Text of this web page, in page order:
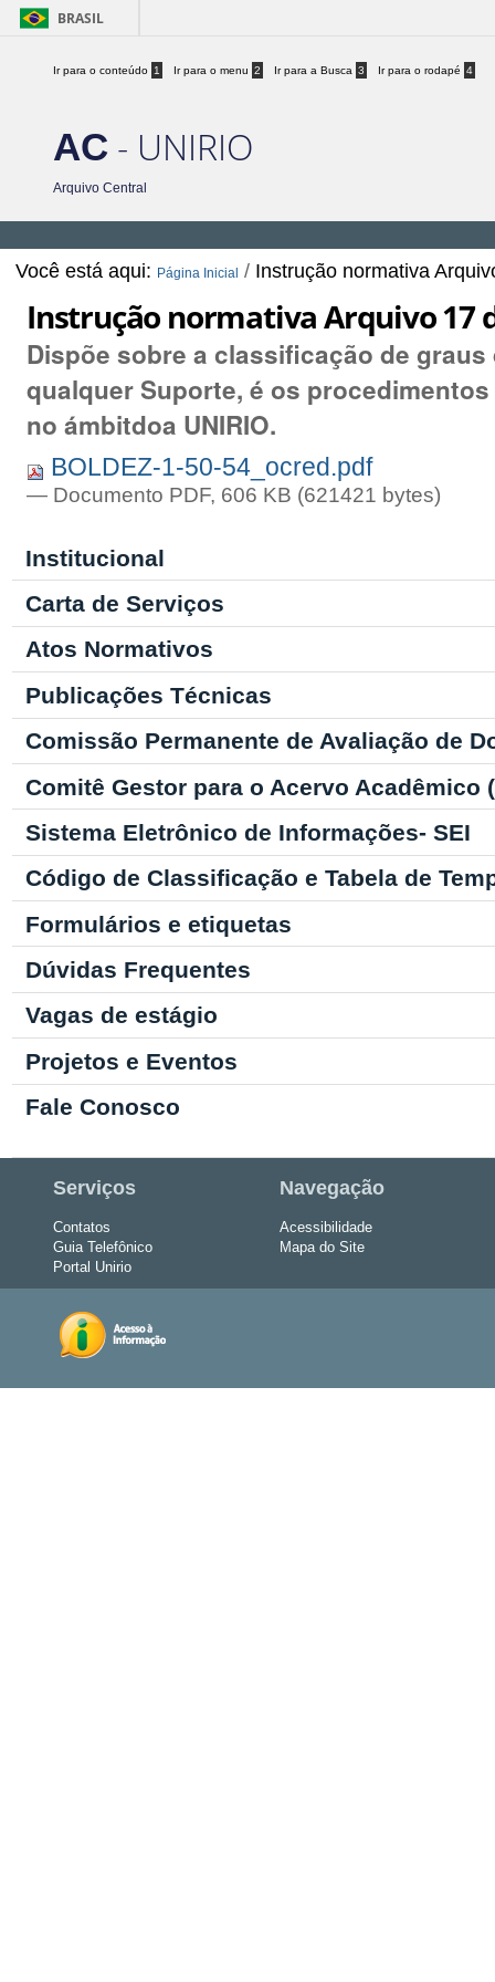
BRASIL
Ir para o conteúdo 1 Ir para o menu 2 Ir para a Busca 3 Ir para o rodapé 4
AC - UNIRIO
Arquivo Central
Você está aqui: Página Inicial / Instrução normativa
Instrução normativa Arquivo 17
Dispõe sobre a classificação de
qualquer Suporte, é os
no ámbitdoa UNIRIO.
BOLDEZ-1-50-54_ocred.pdf
— Documento PDF, 606 KB (621421 bytes)
Institucional
Carta de Serviços
Atos Normativos
Publicações Técnicas
Comissão Permanente de Avaliação de
Comitê Gestor para o Acervo Acadêmico
Sistema Eletrônico de Informações- SEI
Código de Classificação e Tabela de
Formulários e etiquetas
Dúvidas Frequentes
Vagas de estágio
Projetos e Eventos
Fale Conosco
Serviços
Contatos
Guia Telefônico
Portal Unirio
Navegação
Acessibilidade
Mapa do Site